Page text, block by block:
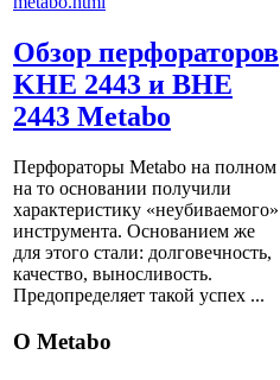
Обзор перфораторов
KHE 2443 и BHE
2443 Metabo
Перфораторы Metabo на полном
на то основании получили
характеристику «неубиваемого»
инструмента. Основанием же
для этого стали: долговечность,
качество, выносливость.
Предопределяет такой успех ...
О Metabo